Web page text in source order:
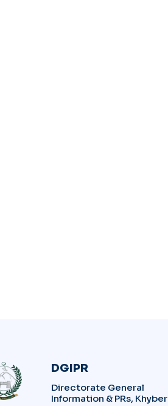
DGIPR
Directorate General
Information & PRs, Khyber